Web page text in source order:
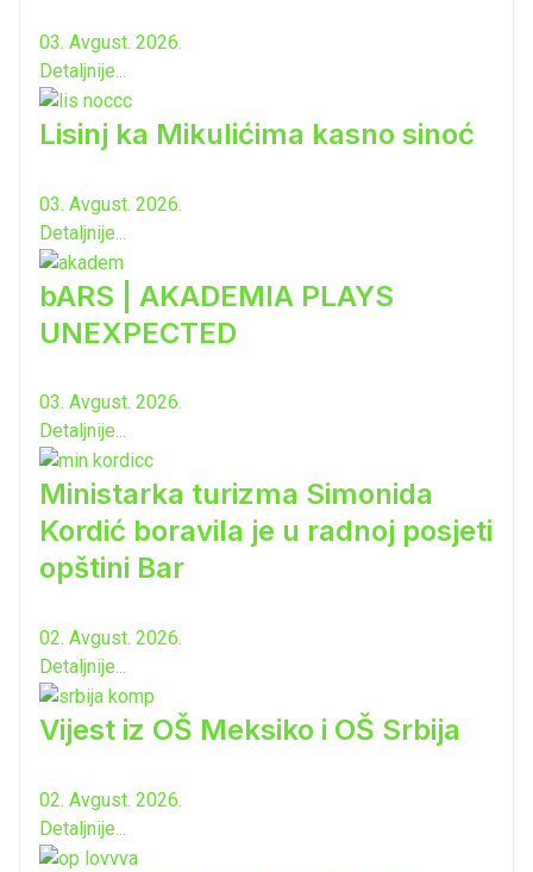
03. Avgust. 2026.
Detaljnije...
Lisinj ka Mikulićima kasno sinoć
03. Avgust. 2026.
Detaljnije...
bARS | AKADEMIA PLAYS
UNEXPECTED
03. Avgust. 2026.
Detaljnije...
Ministarka turizma Simonida
Kordić boravila je u radnoj posjeti
opštini Bar
02. Avgust. 2026.
Detaljnije...
Vijest iz OŠ Meksiko i OŠ Srbija
02. Avgust. 2026.
Detaljnije...